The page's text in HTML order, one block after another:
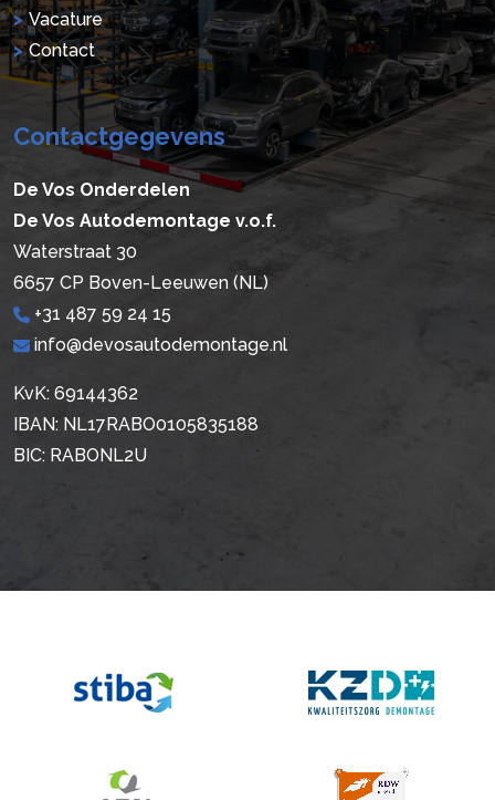
Vacature
Contact
Contactgegevens
De Vos Onderdelen
De Vos Autodemontage v.o.f.
Waterstraat 30
6657 CP Boven-Leeuwen (NL)
+31 487 59 24 15
info@devosautodemontage.nl
KvK: 69144362
IBAN: NL17RABO0105835188
BIC: RABONL2U